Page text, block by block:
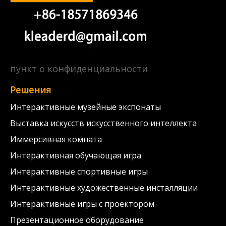
пункт о конфиденциальности
Решения
Интерактивные музейные экспонаты
Выставка искусств искусственного интеллекта
Иммерсивная комната
Интерактивная обучающая игра
Интерактивные спортивные игры
Интерактивные художественные инсталляции
Интерактивные игры с проектором
Презентационное оборудование